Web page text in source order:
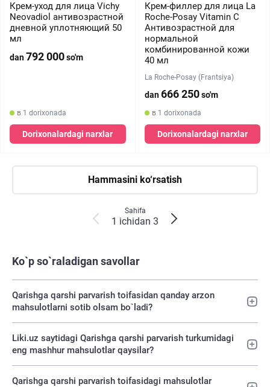
Крем-уход для лица Vichy
Neovadiol антивозрастной
дневной уплотняющий 50
мл
dan792 000so'm
в 1 dorixonada
Dorixonalardagi narxlar
Крем-филлер для лица La
Roche-Posay Vitamin C
Антивозрастной для
нормальной
комбинированной кожи
40 мл
La Roche-Posay (Frantsiya)
dan666 250so'm
в 1 dorixonada
Dorixonalardagi narxlar
Hammasini ko‘rsatish
Sahifa
1 ichidan 3
Ko`p so`raladigan savollar
Qarishga qarshi parvarish toifasidan qanday arzon
mahsulotlarni sotib olsam bo`ladi?
Liki.uz saytidagi Qarishga qarshi parvarish turkumidagi
eng mashhur mahsulotlar qaysilar?
Qarishga qarshi parvarish toifasidagi mahsulotlar